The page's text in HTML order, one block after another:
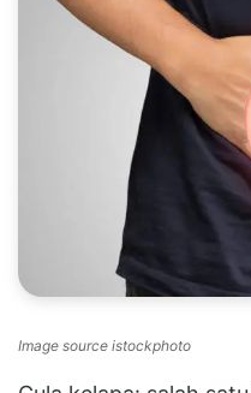
Image source istockphoto